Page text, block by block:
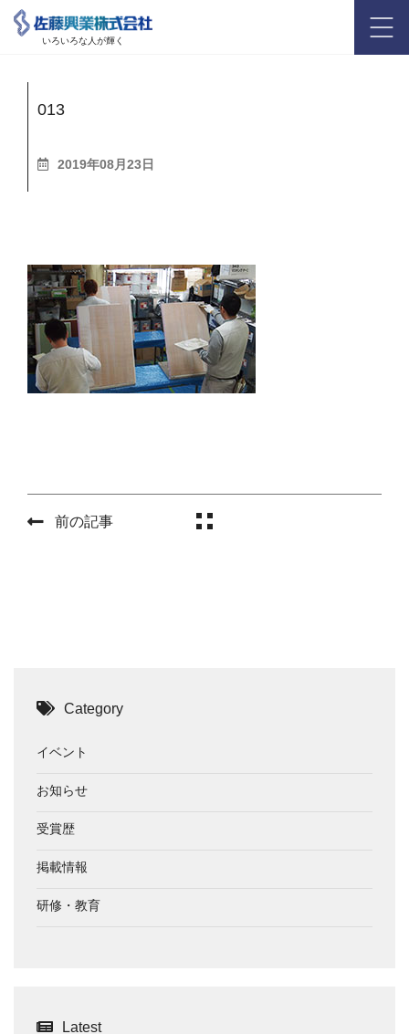
いろいろな人が輝く
013
2019年08月23日
前の記事
Category
イベント
お知らせ
受賞歴
掲載情報
研修・教育
Latest